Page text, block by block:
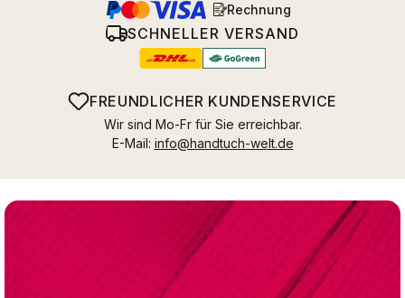
Rechnung
SCHNELLER VERSAND
FREUNDLICHER KUNDENSERVICE
Wir sind Mo-Fr für Sie erreichbar.
E-Mail: info@handtuch-welt.de